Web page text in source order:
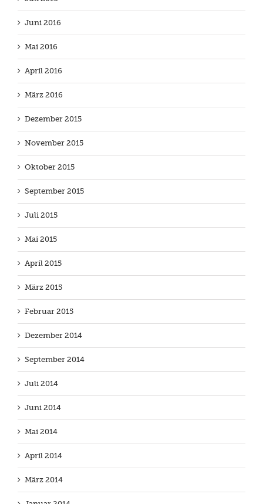
Juni 2016
Mai 2016
April 2016
März 2016
Dezember 2015
November 2015
Oktober 2015
September 2015
Juli 2015
Mai 2015
April 2015
März 2015
Februar 2015
Dezember 2014
September 2014
Juli 2014
Juni 2014
Mai 2014
April 2014
März 2014